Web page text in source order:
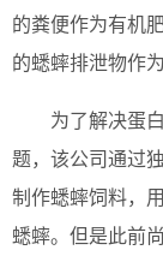
的粪便作为有机
的蟋蟀排泄物作
为了解决蛋
题，该公司通过
制作蟋蟀饲料，
蟋蟀。但是此前